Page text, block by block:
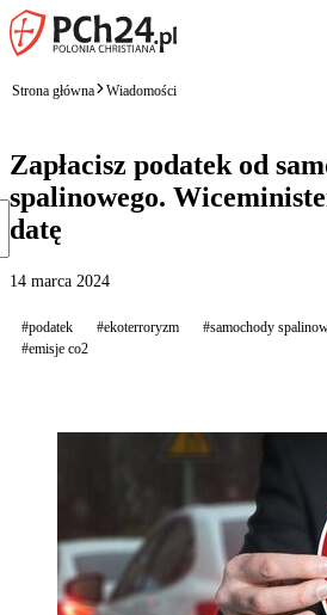
Strona główna Wiadomości
Zapłacisz podatek od
spalinowego.
datę
14 marca 2024
#podatek #ekoterroryzm #samochody
#emisje co2